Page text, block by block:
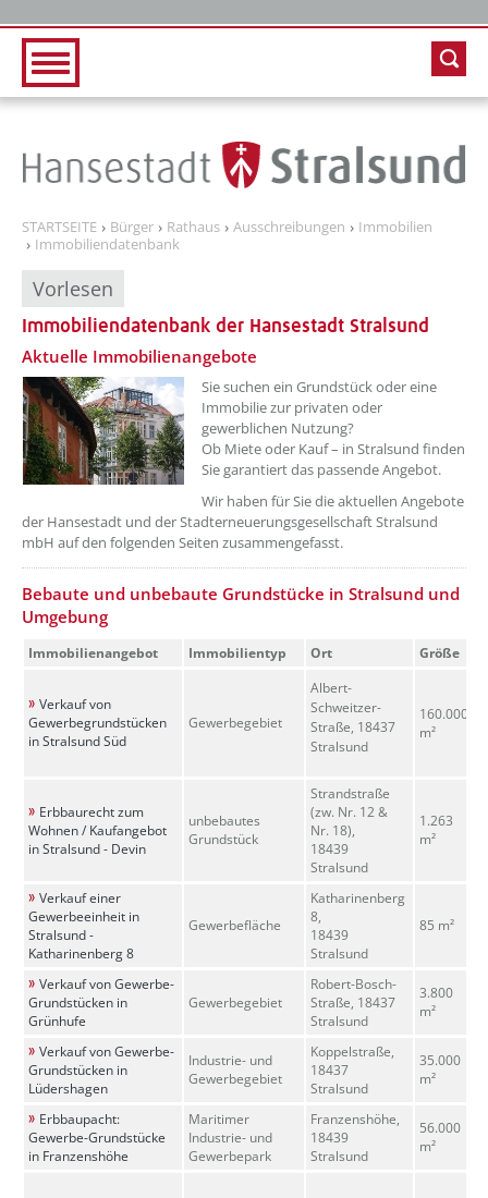
STARTSEITE Bürger Rathaus Ausschreibungen
Immobilien
Immobiliendatenbank
Vorlesen
Immobiliendatenbank der Hansestadt Stralsund
??? absaetzeOben[1]/titel ???
Aktuelle Immobilienangebote
Sie suchen ein Grundstück oder eine
Immobilie zur privaten oder
gewerblichen Nutzung?
Ob Miete oder Kauf – in Stralsund finden
Sie garantiert das passende Angebot.
Wir haben für Sie die aktuellen Angebote
der Hansestadt und der Stadterneuerungsgesellschaft Stralsund
mbH auf den folgenden Seiten zusammengefasst.
??? absaetzeOben[2]/titel ???
Bebaute und unbebaute Grundstücke in Stralsund und
Umgebung
Immobilienangebot Immobilientyp Ort Größe
Verkauf von
Gewerbegrundstücken
in Stralsund Süd
Gewerbegebiet
Albert-
Schweitzer-
Straße, 18437
Stralsund
160.000
m²
Erbbaurecht zum
Wohnen / Kaufangebot
in Stralsund - Devin
unbebautes
Grundstück
Strandstraße
(zw. Nr. 12 &
Nr. 18),
18439
Stralsund
1.263
m²
Verkauf einer
Gewerbeeinheit in
Stralsund -
Katharinenberg 8
Gewerbefläche
Katharinenberg
8,
18439
Stralsund
85 m²
Verkauf von Gewerbe-
Grundstücken in
Grünhufe
Gewerbegebiet
Robert-Bosch-
Straße, 18437
Stralsund
3.800
m²
Verkauf von Gewerbe-
Grundstücken in
Lüdershagen
Industrie- und
Gewerbegebiet
Koppelstraße,
18437
Stralsund
35.000
m²
Erbbaupacht:
Gewerbe-Grundstücke
in Franzenshöhe
Maritimer
Industrie- und
Gewerbepark
Franzenshöhe,
18439
Stralsund
56.000
m²